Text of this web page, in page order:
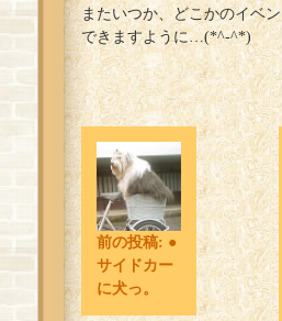
またいつか、どこかのイベ
できますように…(*^-^*)
前の投稿: ●
サイドカー
に犬っ。